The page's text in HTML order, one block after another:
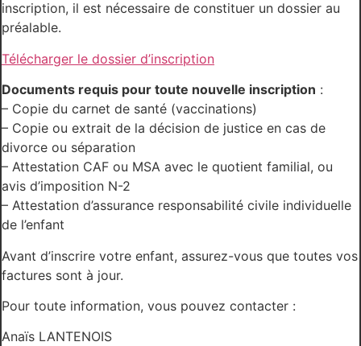
inscription, il est nécessaire de constituer un dossier au
préalable.
Télécharger le dossier d’inscription
Documents requis pour toute nouvelle inscription :
– Copie du carnet de santé (vaccinations)
– Copie ou extrait de la décision de justice en cas de
divorce ou séparation
– Attestation CAF ou MSA avec le quotient familial, ou
avis d’imposition N-2
– Attestation d’assurance responsabilité civile individuelle
de l’enfant
Avant d’inscrire votre enfant, assurez-vous que toutes vos
factures sont à jour.
Pour toute information, vous pouvez contacter :
Anaïs LANTENOIS